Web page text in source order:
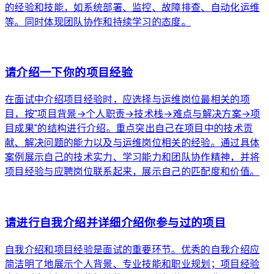
的经验和技能，如系统部署、监控、故障排查、自动化运维
等。同时体现团队协作和持续学习的态度。
请介绍一下你的项目经验
在面试中介绍项目经验时，应选择与运维岗位最相关的项
目，按"项目背景→个人职责→技术栈→难点与解决方案→项
目成果"的结构进行介绍。重点突出自己在项目中的技术贡
献、解决问题的能力以及与运维岗位相关的经验。通过具体
案例展示自己的技术实力、学习能力和团队协作精神，并将
项目经验与应聘岗位联系起来，展示自己的匹配度和价值。
请进行自我介绍并详细介绍你参与过的项目
自我介绍和项目经验是面试的重要环节。优秀的自我介绍应
简洁明了地展示个人背景、专业技能和职业规划；项目经验